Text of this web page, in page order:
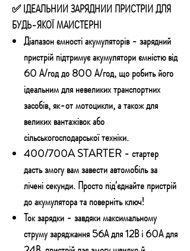
✅ ІДЕАЛЬНИЙ ЗАРЯДНИЙ ПРИСТРІЙ ДЛЯ
БУДЬ-ЯКОЇ МАЙСТЕРНІ
Діапазон ємності акумуляторів- зарядний
пристрій підтримує акумулятори ємністю від
60 А/год до 800 А/год, що робить його
ідеальним для невеликих транспортних
засобів, як-от мотоцикли, а також для
великих вантажівок або
сільськогосподарської техніки.
400/700A STARTER - стартер
дасть змогу вам завести автомобіль за
лічені секунди. Просто під'єднайте пристрій
до акумулятора та поверніть ключ!
Ток зарядки - завдяки максимальному
струму заряджання 56А для 12В і 60А для